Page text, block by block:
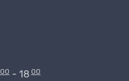
00 - 18 00